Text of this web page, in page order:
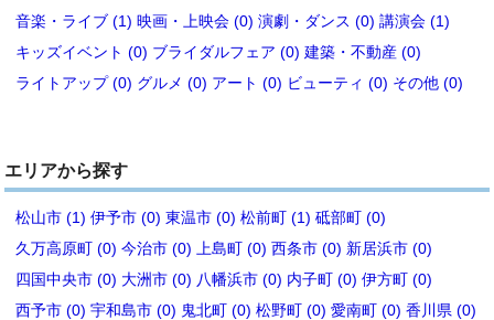
音楽・ライブ (1) 映画・上映会 (0) 演劇・ダンス (0) 講演会 (1)
キッズイベント (0) ブライダルフェア (0) 建築・不動産 (0)
ライトアップ (0) グルメ (0) アート (0) ビューティ (0) その他 (0)
エリアから探す
松山市 (1) 伊予市 (0) 東温市 (0) 松前町 (1) 砥部町 (0)
久万高原町 (0) 今治市 (0) 上島町 (0) 西条市 (0) 新居浜市 (0)
四国中央市 (0) 大洲市 (0) 八幡浜市 (0) 内子町 (0) 伊方町 (0)
西予市 (0) 宇和島市 (0) 鬼北町 (0) 松野町 (0) 愛南町 (0) 香川県 (0)